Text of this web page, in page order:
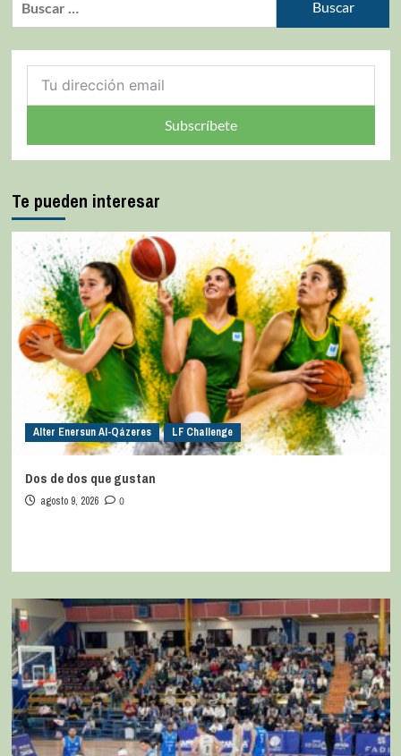
Subscríbete
Te pueden interesar
Alter Enersun Al-Qázeres LF Challenge
Dos de dos que gustan
agosto 9, 2026 0